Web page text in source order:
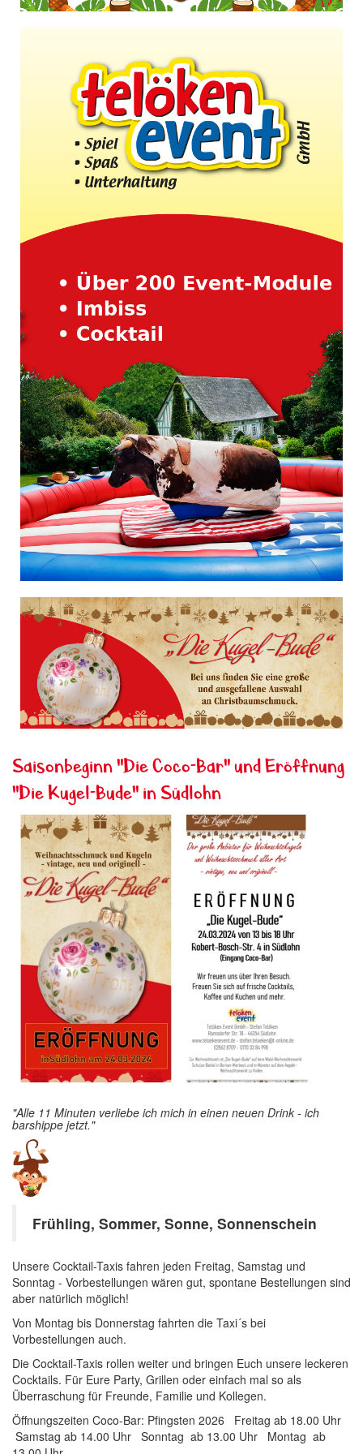
Saisonbeginn "Die Coco-Bar" und Eröffnung
"Die Kugel-Bude" in Südlohn
"Alle 11 Minuten verliebe ich mich in einen neuen Drink - ich
barshippe jetzt."
Frühling, Sommer, Sonne, Sonnenschein
Unsere Cocktail-Taxis fahren jeden Freitag, Samstag und
Sonntag - Vorbestellungen wären gut, spontane Bestellungen sind
aber natürlich möglich!
Von Montag bis Donnerstag fahrten die Taxi´s bei
Vorbestellungen auch.
Die Cocktail-Taxis rollen weiter und bringen Euch unsere leckeren
Cocktails. Für Eure Party, Grillen oder einfach mal so als
Überraschung für Freunde, Familie und Kollegen.
Öffnungszeiten Coco-Bar: Pfingsten 2026 Freitag ab 18.00 Uhr
Samstag ab 14.00 Uhr Sonntag ab 13.00 Uhr Montag ab